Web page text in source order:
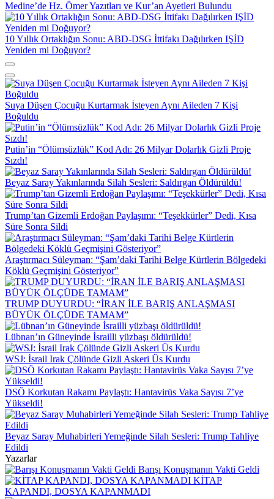
Medine’de Hz. Ömer Yazıtları ve Kur’an Ayetleri Bulundu
10 Yıllık Ortaklığın Sonu: ABD-DSG İttifakı Dağılırken IŞİD
Yeniden mi Doğuyor?
Suya Düşen Çocuğu Kurtarmak İsteyen Aynı Aileden 7 Kişi
Boğuldu
Putin’in “Ölümsüzlük” Kod Adı: 26 Milyar Dolarlık Gizli Proje
Sızdı!
Beyaz Saray Yakınlarında Silah Sesleri: Saldırgan Öldürüldü!
Trump’tan Gizemli Erdoğan Paylaşımı: “Teşekkürler” Dedi, Kısa
Süre Sonra Sildi
Araştırmacı Süleyman: “Şam’daki Tarihi Belge Kürtlerin Bölgedeki
Köklü Geçmişini Gösteriyor”
TRUMP DUYURDU: “İRAN İLE BARIŞ ANLAŞMASI
BÜYÜK ÖLÇÜDE TAMAM”
Lübnan’ın Güneyinde İsrailli yüzbaşı öldürüldü!
WSJ: İsrail Irak Çölünde Gizli Askeri Üs Kurdu
DSÖ Korkutan Rakamı Paylaştı: Hantavirüs Vaka Sayısı 7’ye
Yükseldi!
Beyaz Saray Muhabirleri Yemeğinde Silah Sesleri: Trump Tahliye
Edildi
Yazarlar
Barışı Konuşmanın Vakti Geldi
KİTAP
KAPANDI, DOSYA KAPANMADI